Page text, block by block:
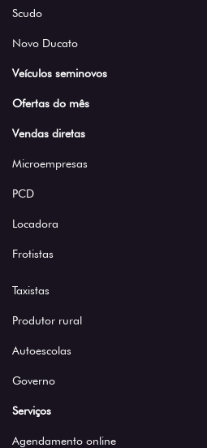
Scudo
Novo Ducato
Veículos seminovos
Ofertas do mês
Vendas diretas
Microempresas
PCD
Locadora
Frotistas
Taxistas
Produtor rural
Autoescolas
Governo
Serviços
Agendamento online